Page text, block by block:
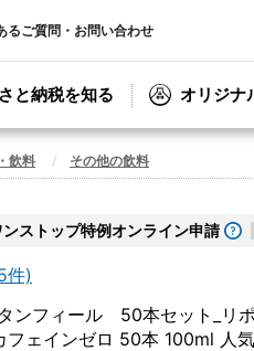
るご質問・お問い合わせ
と納税を知る オリジナ
飲料 その他の飲料
ンストップ特例オンライン申請
件)
ンフィール 50本セット_リ
フェインゼロ 50本 100ml 人